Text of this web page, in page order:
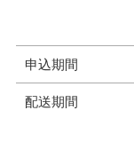
申込期間
配送期間